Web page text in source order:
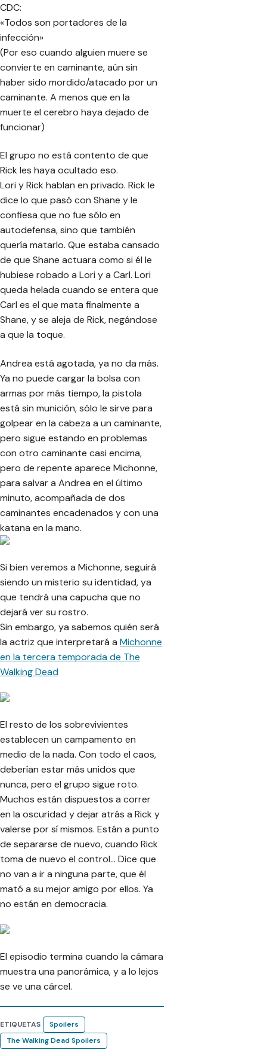
CDC:
«Todos son portadores de la
infección»
(Por eso cuando alguien muere se
convierte en caminante, aún sin
haber sido mordido/atacado por un
caminante. A menos que en la
muerte el cerebro haya dejado de
funcionar)
El grupo no está contento de que
Rick les haya ocultado eso.
Lori y Rick hablan en privado. Rick le
dice lo que pasó con Shane y le
confiesa que no fue sólo en
autodefensa, sino que también
quería matarlo. Que estaba cansado
de que Shane actuara como si él le
hubiese robado a Lori y a Carl. Lori
queda helada cuando se entera que
Carl es el que mata finalmente a
Shane, y se aleja de Rick, negándose
a que la toque.
Andrea está agotada, ya no da más.
Ya no puede cargar la bolsa con
armas por más tiempo, la pistola
está sin munición, sólo le sirve para
golpear en la cabeza a un caminante,
pero sigue estando en problemas
con otro caminante casi encima,
pero de repente aparece Michonne,
para salvar a Andrea en el último
minuto, acompañada de dos
caminantes encadenados y con una
katana en la mano.
Si bien veremos a Michonne, seguirá
siendo un misterio su identidad, ya
que tendrá una capucha que no
dejará ver su rostro.
Sin embargo, ya sabemos quién será
la actriz que interpretará a Michonne
en la tercera temporada de The
Walking Dead
El resto de los sobrevivientes
establecen un campamento en
medio de la nada. Con todo el caos,
deberían estar más unidos que
nunca, pero el grupo sigue roto.
Muchos están dispuestos a correr
en la oscuridad y dejar atrás a Rick y
valerse por sí mismos. Están a punto
de separarse de nuevo, cuando Rick
toma de nuevo el control… Dice que
no van a ir a ninguna parte, que él
mató a su mejor amigo por ellos. Ya
no están en democracia.
El episodio termina cuando la cámara
muestra una panorámica, y a lo lejos
se ve una cárcel.
ETIQUETAS
Spoilers
The Walking Dead Spoilers